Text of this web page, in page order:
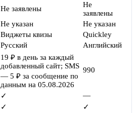
Не заявлены
Не
заявлены
Не указан
Не указан
Виджеты квизы
Quickley
Русский Английский
19 ₽ в день за каждый
добавленный сайт; SMS
— 5 ₽ за сообщение по
данным на 05.08.2026
990
✓
—
✓ ✓